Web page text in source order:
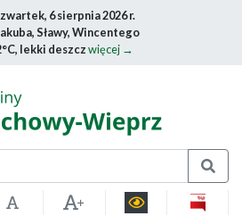
6 sierpnia 2026 r.
Sławy, Wincentego
lekki deszczwięcej →
Szukaj